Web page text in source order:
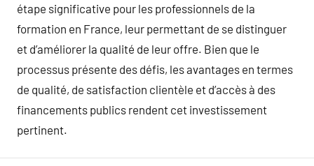
étape significative pour les professionnels de la
formation en France, leur permettant de se distinguer
et d’améliorer la qualité de leur offre. Bien que le
processus présente des défis, les avantages en termes
de qualité, de satisfaction clientèle et d’accès à des
financements publics rendent cet investissement
pertinent.